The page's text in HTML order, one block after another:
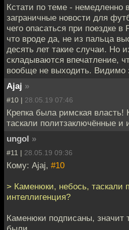
Кстати по теме - немедленно
заграничные новости для
чего опасаться при поездке
что вроде да, не из пальца
десять лет такие случаи. Но
складываются впечатление,
вообще не выходить. Видимо
Ajaj »
#10 | 28.05.19 07:46
Крепка была римская власть!
таскали политзаключённые и
ungol »
#11 | 28.05.19 09:36
Кому: Ajaj, #10
> Каменюки, небось, таскали
интеллигенция?
Каменюки подписаны, значит